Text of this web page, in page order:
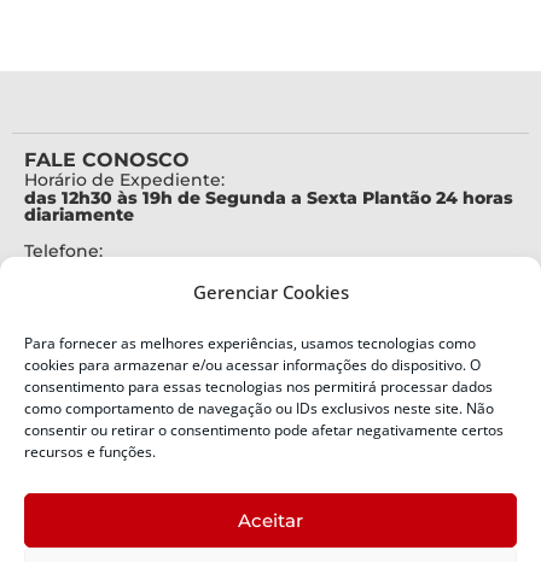
Gerenciar Cookies
Para fornecer as melhores experiências, usamos tecnologias como
cookies para armazenar e/ou acessar informações do dispositivo. O
consentimento para essas tecnologias nos permitirá processar dados
como comportamento de navegação ou IDs exclusivos neste site. Não
consentir ou retirar o consentimento pode afetar negativamente certos
recursos e funções.
Aceitar
FALE CONOSCO
Horário de Expediente:
das 12h30 às 19h de Segunda a Sexta Plantão 24 horas
diariamente
Telefone:
Alertas Defesa Civil:
SMS 40199
ENDEREÇO
Defesa Civil do Estado de Santa Catarina
Bairro:
Capoeiras, Florianópolis, SC